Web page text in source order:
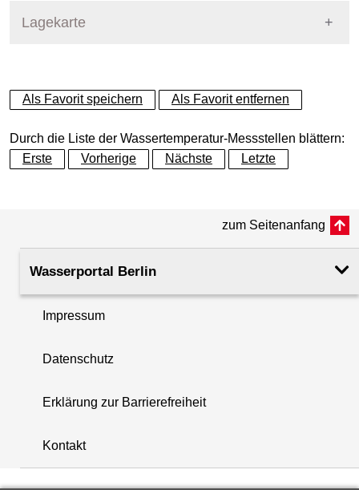
Lagekarte
+
−
+
−
Als Favorit speichern Als Favorit entfernen
Durch die Liste der Wassertemperatur-Messstellen blättern:
Erste
Vorherige Nächste Letzte
zum Seitenanfang
Wasserportal Berlin
Impressum
Datenschutz
Erklärung zur Barrierefreiheit
Kontakt